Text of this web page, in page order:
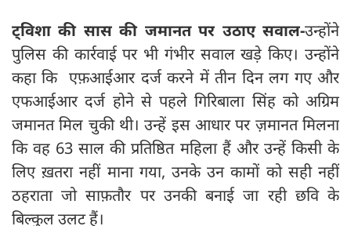
ट्विशा की सास की जमानत पर उठाए सवाल-उन्होंने
पुलिस की कार्रवाई पर भी गंभीर सवाल खड़े किए। उन्होंने
कहा कि एफ़आईआर दर्ज करने में तीन दिन लग गए और
एफआईआर दर्ज होने से पहले गिरिबाला सिंह को अग्रिम
जमानत मिल चुकी थी। उन्हें इस आधार पर ज़मानत मिलना
कि वह 63 साल की प्रतिष्ठित महिला हैं और उन्हें किसी के
लिए ख़तरा नहीं माना गया, उनके उन कामों को सही नहीं
ठहराता जो साफ़तौर पर उनकी बनाई जा रही छवि के
बिल्कुल उलट हैं।